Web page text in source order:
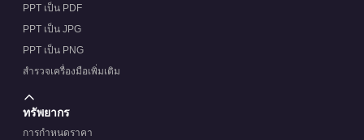
PPT เป็น PDF
PPT เป็น JPG
PPT เป็น PNG
สำรวจเครื่องมือเพิ่มเติม
ทรัพยากร
การกำหนดราคา